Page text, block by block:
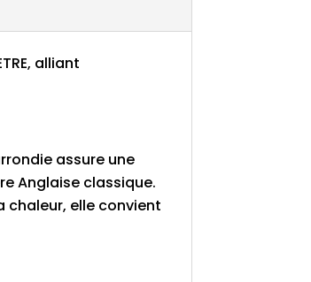
alliant
assure une
Anglaise classique.
chaleur, elle convient